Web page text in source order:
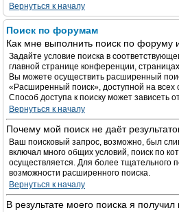
Вернуться к началу
Поиск по форумам
Как мне выполнить поиск по
Задайте условие поиска в
главной странице конференции,
Вы можете осуществить расширенный
«Расширенный поиск», доступной на всех
Способ доступа к поиску может зависеть
Вернуться к началу
Почему мой поиск не даёт
Ваш поисковый запрос, возможно, был
включал много общих условий, поиск по
осуществляется. Для более тщательного
возможности расширенного поиска.
Вернуться к началу
В результате моего поиска я получил